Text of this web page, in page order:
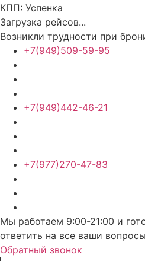
КПП: Успенка
Загрузка рейсов...
Возникли трудности при
+7(949)509-59-95
+7(949)442-46-21
+7(977)270-47-83
Мы работаем 9:00-21:00 и
ответить на все ваши
Обратный звонок